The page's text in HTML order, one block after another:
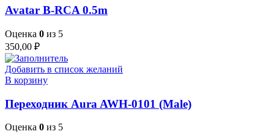
Avatar B-RCA 0.5m
Оценка 0 из 5
350,00 ₽
Добавить в список желаний
В корзину
Переходник Aura AWH-0101 (Male)
Оценка 0 из 5